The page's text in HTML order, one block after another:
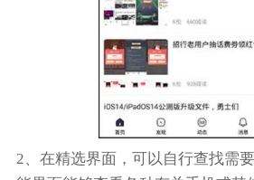
2、在精选界面，可以自行查找需